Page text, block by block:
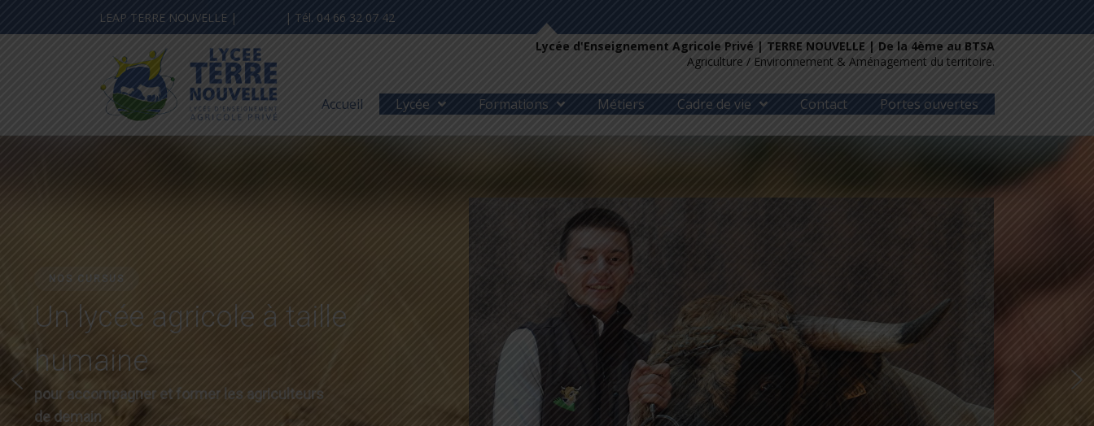
LEAP TERRE NOUVELLE |
| Tél. 04 66 32 07 42
Lycée d'Enseignement Agricole Privé | TERRE NOUVELLE | De la 4ème au BTSA
Agriculture / Environnement & Aménagement du territoire.
Accueil Lycée Formations Métiers Cadre de vie Contact Portes ouvertes
NOS CURSUS
Un lycée agricole à taille
humaine
pour accompagner et former les agriculteurs
de demain